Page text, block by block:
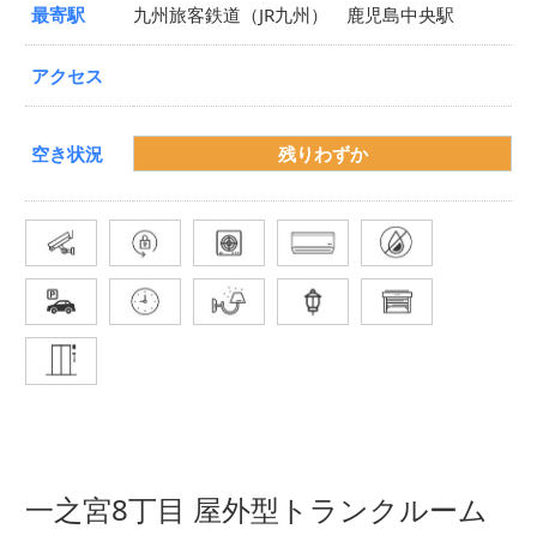
最寄駅 九州旅客鉄道（JR九州） 鹿児島中央駅
アクセス
空き状況 残りわずか
一之宮8丁目 屋外型トランクルーム